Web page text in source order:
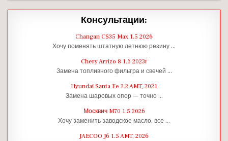
Консультации:
Changan CS35 Max 1.5 2026
Хочу поменять штатную летнюю резину …
Chery Arrizo 8 1.6 2023г
Замена топливного фильтра и свечей …
Hyundai Santa Fe 2.2 AMT, 2021
Замена шаровых опор — точно …
Москвич M70 1.5 2026
Хочу заменить заводское масло, все …
JAECOO J6 1.5 AMT, 2026